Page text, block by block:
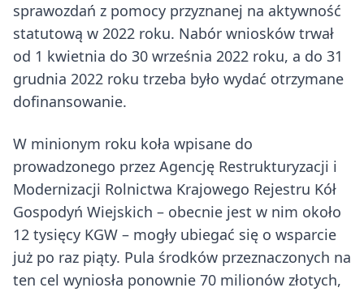
sprawozdań z pomocy przyznanej na aktywność
statutową w 2022 roku. Nabór wniosków trwał
od 1 kwietnia do 30 września 2022 roku, a do 31
grudnia 2022 roku trzeba było wydać otrzymane
dofinansowanie.
W minionym roku koła wpisane do
prowadzonego przez Agencję Restrukturyzacji i
Modernizacji Rolnictwa Krajowego Rejestru Kół
Gospodyń Wiejskich – obecnie jest w nim około
12 tysięcy KGW – mogły ubiegać się o wsparcie
już po raz piąty. Pula środków przeznaczonych na
ten cel wyniosła ponownie 70 milionów złotych,